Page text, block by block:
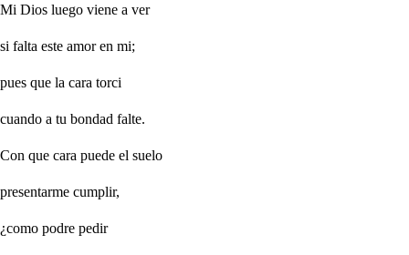
Mi Dios luego viene a ver
si falta este amor en mi;
pues que la cara torci
cuando a tu bondad falte.
Con que cara puede el suelo
presentarme cumplir,
¿como podre pedir